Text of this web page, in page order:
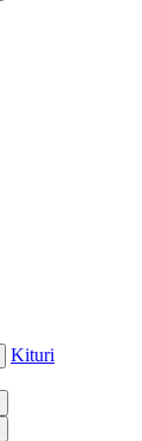
Kituri